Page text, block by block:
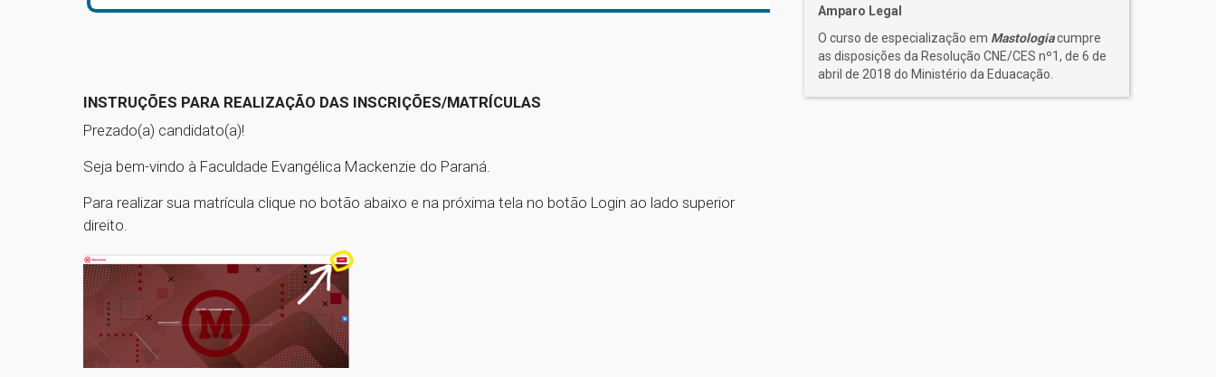
INSTRUÇÕES PARA REALIZAÇÃO DAS INSCRIÇÕES/MATRÍCULAS
Prezado(a) candidato(a)!
Seja bem-vindo à Faculdade Evangélica Mackenzie do Paraná.
Para realizar sua matrícula clique no botão abaixo e na próxima tela no botão Login ao lado superior
direito.
Amparo Legal
O curso de especialização em Mastologiacumpre
as disposições da Resolução CNE/CES nº1, de 6 de
abril de 2018 do Ministério da Eduacação.